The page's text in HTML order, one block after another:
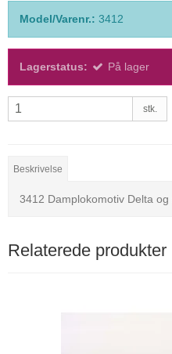
Model/Varenr.: 3412
Lagerstatus: På lager
stk.
Beskrivelse
3412 Damplokomotiv Delta
Relaterede produkter